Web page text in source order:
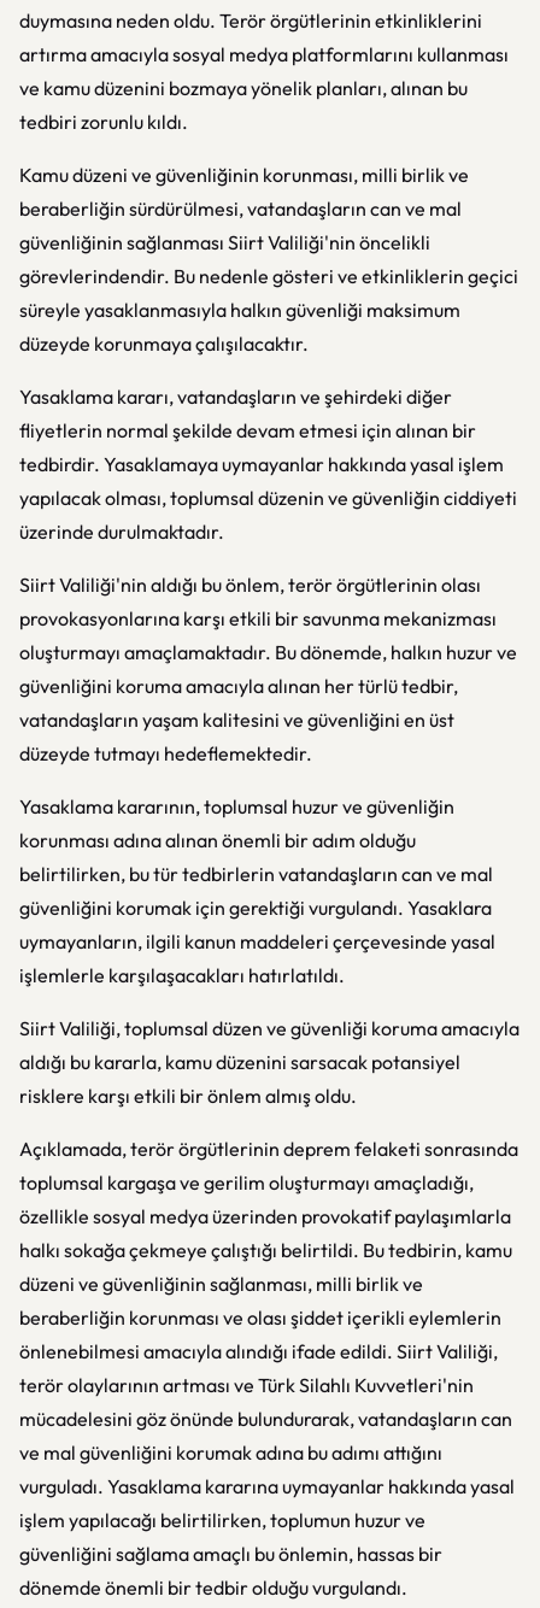
duymasına neden oldu. Terör örgütlerinin etkinliklerini
artırma amacıyla sosyal medya platformlarını kullanması
ve kamu düzenini bozmaya yönelik planları, alınan bu
tedbiri zorunlu kıldı.
Kamu düzeni ve güvenliğinin korunması, milli birlik ve
beraberliğin sürdürülmesi, vatandaşların can ve mal
güvenliğinin sağlanması Siirt Valiliği'nin öncelikli
görevlerindendir. Bu nedenle gösteri ve etkinliklerin geçici
süreyle yasaklanmasıyla halkın güvenliği maksimum
düzeyde korunmaya çalışılacaktır.
Yasaklama kararı, vatandaşların ve şehirdeki diğer
fliyetlerin normal şekilde devam etmesi için alınan bir
tedbirdir. Yasaklamaya uymayanlar hakkında yasal işlem
yapılacak olması, toplumsal düzenin ve güvenliğin ciddiyeti
üzerinde durulmaktadır.
Siirt Valiliği'nin aldığı bu önlem, terör örgütlerinin olası
provokasyonlarına karşı etkili bir savunma mekanizması
oluşturmayı amaçlamaktadır. Bu dönemde, halkın huzur ve
güvenliğini koruma amacıyla alınan her türlü tedbir,
vatandaşların yaşam kalitesini ve güvenliğini en üst
düzeyde tutmayı hedeflemektedir.
Yasaklama kararının, toplumsal huzur ve güvenliğin
korunması adına alınan önemli bir adım olduğu
belirtilirken, bu tür tedbirlerin vatandaşların can ve mal
güvenliğini korumak için gerektiği vurgulandı. Yasaklara
uymayanların, ilgili kanun maddeleri çerçevesinde yasal
işlemlerle karşılaşacakları hatırlatıldı.
Siirt Valiliği, toplumsal düzen ve güvenliği koruma amacıyla
aldığı bu kararla, kamu düzenini sarsacak potansiyel
risklere karşı etkili bir önlem almış oldu.
Açıklamada, terör örgütlerinin deprem felaketi sonrasında
toplumsal kargaşa ve gerilim oluşturmayı amaçladığı,
özellikle sosyal medya üzerinden provokatif paylaşımlarla
halkı sokağa çekmeye çalıştığı belirtildi. Bu tedbirin, kamu
düzeni ve güvenliğinin sağlanması, milli birlik ve
beraberliğin korunması ve olası şiddet içerikli eylemlerin
önlenebilmesi amacıyla alındığı ifade edildi. Siirt Valiliği,
terör olaylarının artması ve Türk Silahlı Kuvvetleri'nin
mücadelesini göz önünde bulundurarak, vatandaşların can
ve mal güvenliğini korumak adına bu adımı attığını
vurguladı. Yasaklama kararına uymayanlar hakkında yasal
işlem yapılacağı belirtilirken, toplumun huzur ve
güvenliğini sağlama amaçlı bu önlemin, hassas bir
dönemde önemli bir tedbir olduğu vurgulandı.